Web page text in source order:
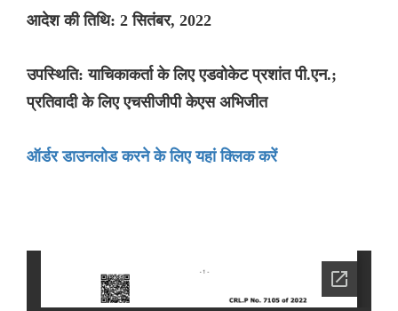
आदेश की तिथि: 2 सितंबर, 2022
उपस्थिति: याचिकाकर्ता के लिए एडवोकेट प्रशांत पी.एन.;
प्रतिवादी के लिए एचसीजीपी केएस अभिजीत
ऑर्डर डाउनलोड करने के लिए यहां क्लिक करें